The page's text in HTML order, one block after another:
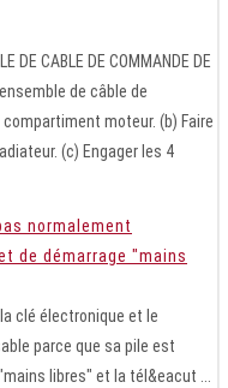
DE CABLE DE COMMANDE DE
de câble de
moteur. (b) Faire
(c) Engager les 4
normalement
de démarrage "mains
clé électronique et le
parce que sa pile est
libres" et la tél&eacut ...